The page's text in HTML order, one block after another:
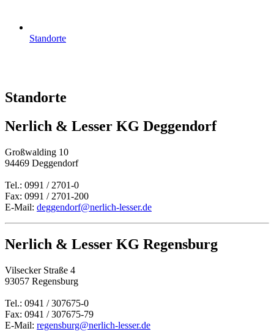
Standorte
Standorte
Nerlich & Lesser KG Deggendorf
Großwalding 10
94469 Deggendorf
Tel.: 0991 / 2701-0
Fax: 0991 / 2701-200
E-Mail: deggendorf@nerlich-lesser.de
Nerlich & Lesser KG Regensburg
Vilsecker Straße 4
93057 Regensburg
Tel.: 0941 / 307675-0
Fax: 0941 / 307675-79
E-Mail: regensburg@nerlich-lesser.de